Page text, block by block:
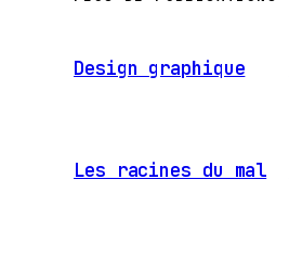
Design graphique
Les racines du mal